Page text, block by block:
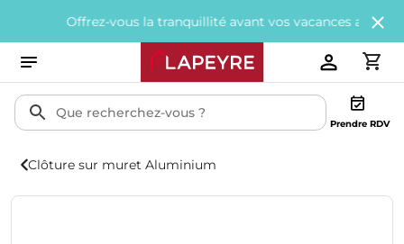
Offrez-vous la tranquillité avant vos vacances avec200€
Prendre RDV
Clôture sur muret Aluminium